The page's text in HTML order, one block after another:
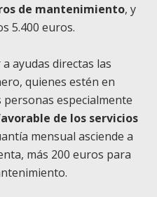
de mantenimiento, y
5.400 euros.
ayudas directas las
quienes estén en
especialmente
de los servicios
mensual asciende a
más 200 euros para